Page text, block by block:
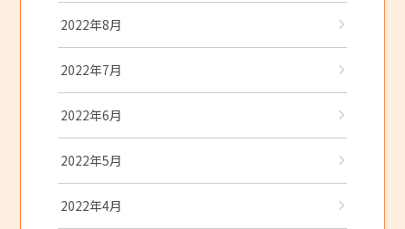
2022年8月
2022年7月
2022年6月
2022年5月
2022年4月